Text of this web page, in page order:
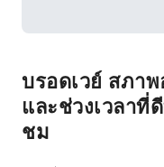
บรอดเวย์ สภา
และช่วงเวลาที่
ชม